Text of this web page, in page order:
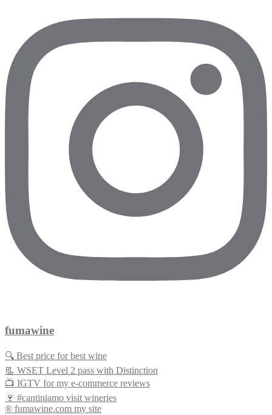
fumawine
🔍 Best price for best wine
📃 WSET Level 2 pass with Distinction
📺 IGTV for my e-commerce reviews
🍷 #cantiniamo visit wineries
® fumawine.com my site